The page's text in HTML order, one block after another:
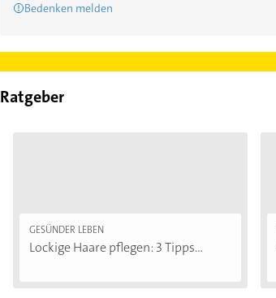
Bedenken melden
Ratgeber
GESÜNDER LEBEN
Lockige Haare pflegen: 3 Tipps...